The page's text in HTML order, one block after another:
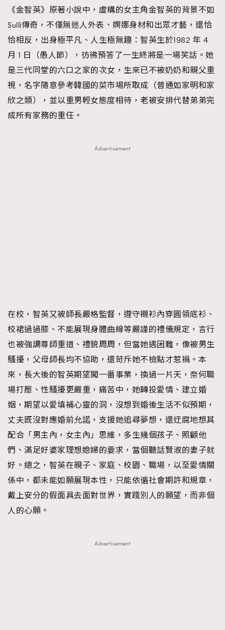
《金智英》原著小說中，虛構的女主角金智英的背景不如
Sulli傳奇，不僅無迷人外表、婀娜身材和出眾才藝，還恰
恰相反，出身極平凡、人生極無趣：智英生於1982 年 4
月 1 日（愚人節），彷彿預答了一生終將是一場笑話。她
是三代同堂的六口之家的次女，生來已不被奶奶和親父重
視，名字隨意參考韓國的菜市場所取成（普通如家明和家
欣之類），並以重男輕女態度相待，老被安排代替弟弟完
成所有家務的重任。
Advertisement
在校，智英又被師長嚴格監督，遵守襯衫內穿圓領底衫、
校裙過過膝、不能展現身體曲線等嚴謹的禮儀規定，言行
也被強調尊師重道、禮貌周周，但當她遇困難，像被男生
騷擾，父母師長均不協助，還苛斥她不檢點才惹禍。本
來，長大後的智英期望闖一番事業，換過一片天，奈何職
場打壓、性騷擾更嚴重，痛苦中，她轉投愛情、建立婚
姻，期望以愛填補心靈的洞，沒想到婚後生活不似預期，
丈夫既沒對應婚前允諾，支援她追尋夢想，還迂腐地想其
配合「男主內，女主內」思維，多生幾個孩子、照顧他
們、滿足好婆家理想媳婦的要求，當個聽話賢淑的妻子就
好。總之，智英在親子、家庭、校園、職場，以至愛情關
係中，都未能如願展現本性，只能依循社會期許和規章，
戴上安分的假面具去面對世界，實踐別人的願望，而非個
人的心願。
Advertisement